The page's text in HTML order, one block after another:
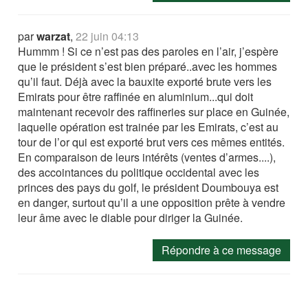
parwarzat,22 juin 04:13
Hummm ! Si ce n’est pas des paroles en l’air, j’espère
que le président s’est bien préparé..avec les hommes
qu’il faut. Déjà avec la bauxite exporté brute vers les
Emirats pour être raffinée en aluminium...qui doit
maintenant recevoir des raffineries sur place en Guinée,
laquelle opération est trainée par les Emirats, c’est au
tour de l’or qui est exporté brut vers ces mêmes entités.
En comparaison de leurs intérêts (ventes d’armes....),
des accointances du politique occidental avec les
princes des pays du golf, le président Doumbouya est
en danger, surtout qu’il a une opposition prête à vendre
leur âme avec le diable pour diriger la Guinée.
Répondre à ce message